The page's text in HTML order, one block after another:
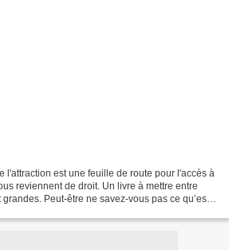
l'attraction est une feuille de route pour l'accès à
reviennent de droit. Un livre à mettre entre
Peut-être ne savez-vous pas ce qu’est